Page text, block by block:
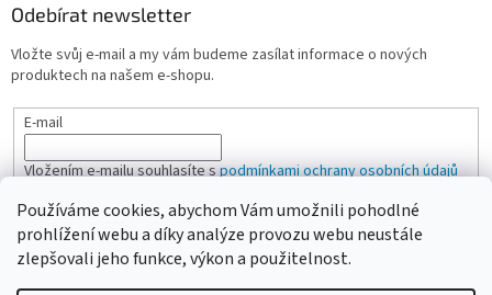
Používáme cookies, abychom Vám umožnili pohodlné
prohlížení webu a díky analýze provozu webu neustále
zlepšovali jeho funkce, výkon a použitelnost.
Odebírat newsletter
Vložte svůj e-mail a my vám budeme zasílat informace o nových
produktech na našem e-shopu.
E-mail
Vložením e-mailu souhlasíte spodmínkami ochrany osobních údajů
PŘIHLÁSIT SE